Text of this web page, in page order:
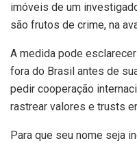
imóveis de um
são frutos de crime, na
A medida pode
fora do Brasil antes de
pedir cooperação
rastrear valores e trusts
Para que seu nome seja